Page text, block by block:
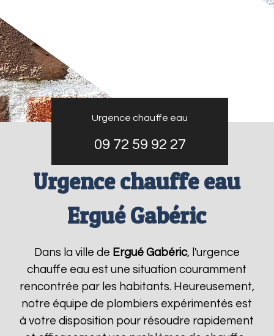
Urgence chauffe eau
09 72 59 92 27
Urgence chauffe eau
Ergué Gabéric
Dans la ville de Ergué Gabéric, l'urgence
chauffe eau est une situation couramment
rencontrée par les habitants. Heureusement,
notre équipe de plombiers expérimentés est
à votre disposition pour résoudre rapidement